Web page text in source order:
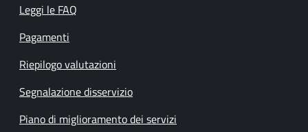
Leggi le FAQ
Pagamenti
Riepilogo valutazioni
Segnalazione disservizio
Piano di miglioramento dei servizi